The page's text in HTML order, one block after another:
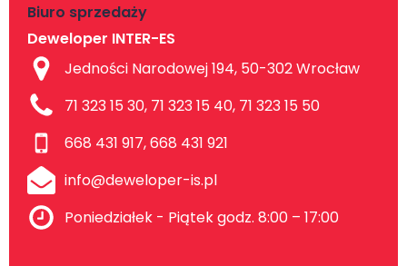
Biuro sprzedaży
Deweloper INTER-ES
Jedności Narodowej 194, 50-302 Wrocław
71 323 15 30, 71 323 15 40, 71 323 15 50
668 431 917, 668 431 921
info@deweloper-is.pl
Poniedziałek - Piątek godz. 8:00 – 17:00